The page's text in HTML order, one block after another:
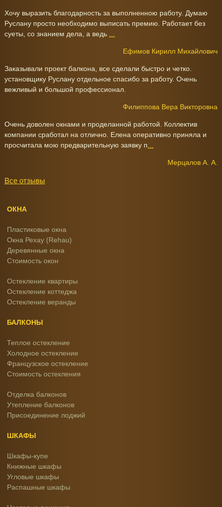
Хочу выразить благодарность за выполненною работу. Думаю
Руслану просто необходимо выписать премию. Работает без
суеты, со знанием дела, а ведь
Ефимов Кирилл Михайлович
Заказывали проект балкона, все сделали быстро и четко.
установщику Руслану отдельное спасибо за работу. Очень
вежливый и большой профессионал.
Филиппова Вера Викторовна
Очень доволен окнами и проделанной работой. Коллектив
компании сработал на отлично. Елена оперативно приняла и
просчитала мою предварительную заявку п
Мерцалов А. А.
Все отзывы
ОКНА
Пластиковые окна
Окна Рехау (Rehau)
Деревянные окна
Стоимость окон
Остекление квартиры
Остекление коттеджа
Остекление веранды
БАЛКОНЫ
Теплое остекление
Холодное остекление
Французское остекление
Стоимость остекления
Отделка балконов
Утепление балконов
Присоединение лоджий
ШКАФЫ
Шкафы-купе
Книжные шкафы
Угловые шкафы
Распашные шкафы